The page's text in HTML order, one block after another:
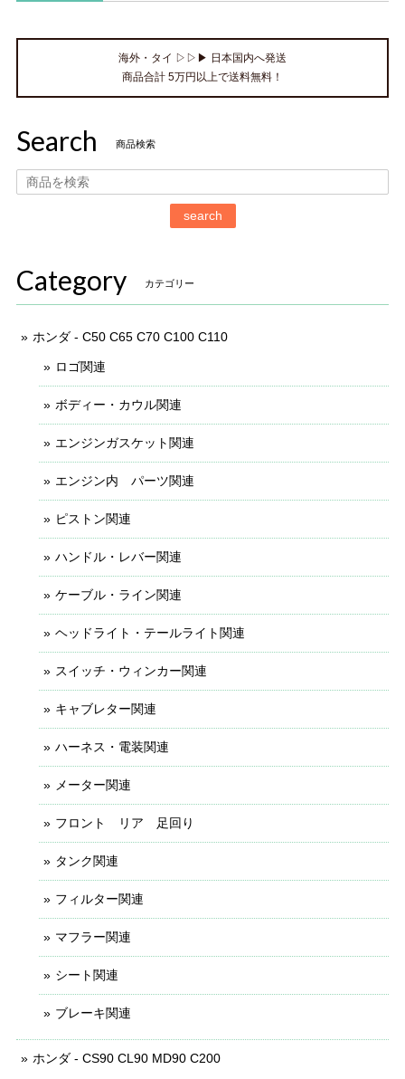
海外・タイ ▷▷▶ 日本国内へ発送
商品合計 5万円以上で送料無料！
Search 商品検索
search
Category カテゴリー
ホンダ - C50 C65 C70 C100 C110
ロゴ関連
ボディー・カウル関連
エンジンガスケット関連
エンジン内 パーツ関連
ピストン関連
ハンドル・レバー関連
ケーブル・ライン関連
ヘッドライト・テールライト関連
スイッチ・ウィンカー関連
キャブレター関連
ハーネス・電装関連
メーター関連
フロント リア 足回り
タンク関連
フィルター関連
マフラー関連
シート関連
ブレーキ関連
ホンダ - CS90 CL90 MD90 C200